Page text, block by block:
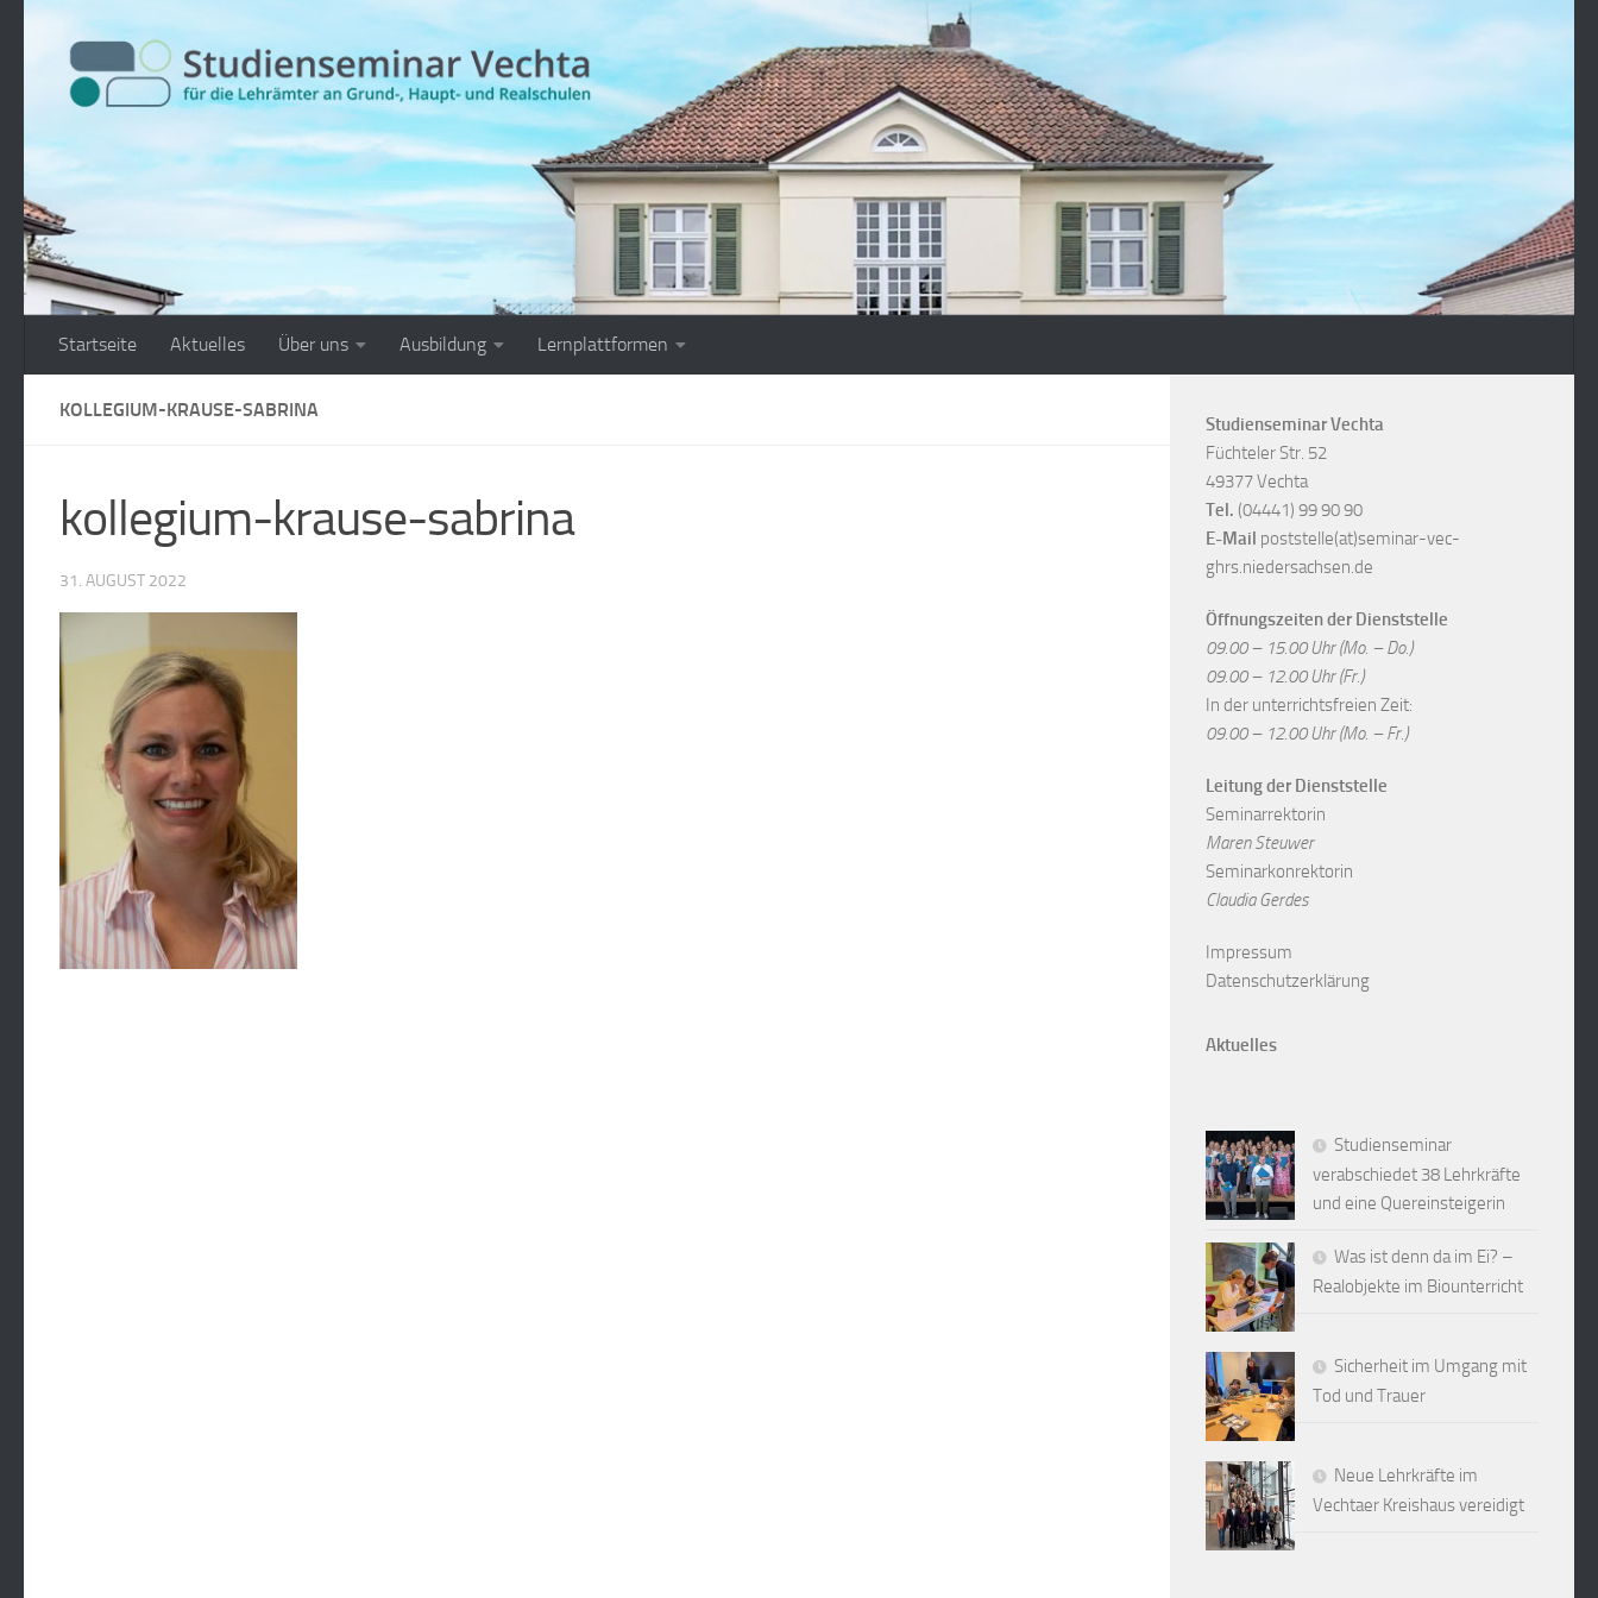
Zum Inhalt springen
Startseite Aktuelles Über uns Ausbildung Lernplattformen
KOLLEGIUM-KRAUSE-SABRINA
kollegium-krause-sabrina
31. AUGUST 2022
Studienseminar Vechta
Füchteler Str. 52
49377 Vechta
Tel. (04441) 99 90 90
E-Mail poststelle(at)seminar-vec-
ghrs.niedersachsen.de
Öffnungszeiten der Dienststelle
09.00 – 15.00 Uhr (Mo. – Do.)
09.00 – 12.00 Uhr (Fr.)
In der unterrichtsfreien Zeit:
09.00 – 12.00 Uhr (Mo. – Fr.)
Leitung der Dienststelle
Seminarrektorin
Maren Steuwer
Seminarkonrektorin
Claudia Gerdes
Impressum
Datenschutzerklärung
Aktuelles
Studienseminar
verabschiedet 38 Lehrkräfte
und eine Quereinsteigerin
Was ist denn da im Ei? –
Realobjekte im Biounterricht
Sicherheit im Umgang mit
Tod und Trauer
Neue Lehrkräfte im
Vechtaer Kreishaus vereidigt